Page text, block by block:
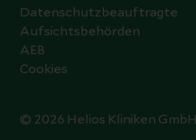
© 2026 Helios Kliniken GmbH
Datenschutzbeauftragte
Aufsichtsbehörden
AEB
Cookies